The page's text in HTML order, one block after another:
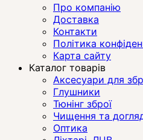
Про компанію
Доставка
Контакти
Політика
Карта сайту
Каталог товарів
Аксесуари для
Глушники
Тюнінг зброї
Чищення та
Оптика